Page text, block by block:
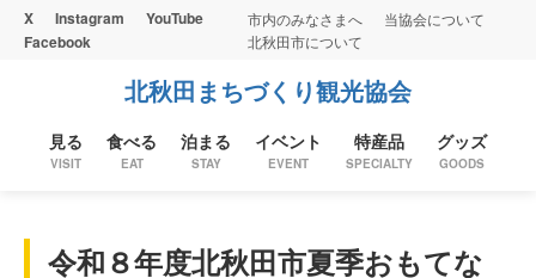
X Instagram
YouTube
Facebook
市内のみなさまへ
当協会について
北秋田市について
北秋田まちづくり観光協会
見る
VISIT
食べる
EAT
泊まる
STAY
イベント
EVENT
特産品
SPECIALTY
グッズ
GOODS
令和８年度北秋田市夏季おもてな